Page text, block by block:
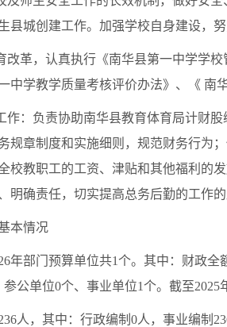
县城创建工作。加强学校自身建设，
改革，认真执行《南华县第一中学学
中学教学质量考核评价办法》、《 南
作：负责协助南华县教育体育局计财股
规章制度和实施细则，规范财务行为
校教职工的工资、津贴和其他福利的
明确责任，切实提高总务后勤的工作
本情况
年部门预算单位共1个。其中：财政全
参公单位0个、事业单位1个。截至2025
36人，其中：行政编制 0人，事业编制 2